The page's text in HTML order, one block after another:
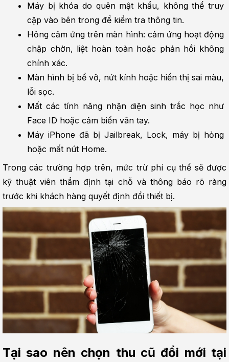
Máy bị khóa do quên mật khẩu, không thể truy
cập vào bên trong để kiểm tra thông tin.
Hỏng cảm ứng trên màn hình: cảm ứng hoạt động
chập chờn, liệt hoàn toàn hoặc phản hồi không
chính xác.
Màn hình bị bể vỡ, nứt kính hoặc hiển thị sai màu,
lỗi sọc.
Mất các tính năng nhận diện sinh trắc học như
Face ID hoặc cảm biến vân tay.
Máy iPhone đã bị Jailbreak, Lock, máy bị hỏng
hoặc mất nút Home.
Trong các trường hợp trên, mức trừ phí cụ thể sẽ được
kỹ thuật viên thẩm định tại chỗ và thông báo rõ ràng
trước khi khách hàng quyết định đổi thiết bị.
Tại sao nên chọn thu cũ đổi mới tại